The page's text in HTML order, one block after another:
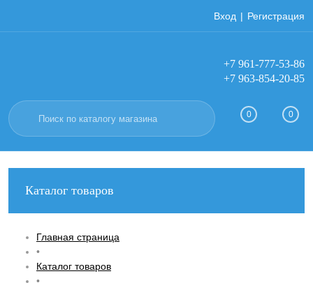
Вход Регистрация
+7 961-777-53-86
+7 963-854-20-85
0 0
Каталог товаров
Главная страница
•
Каталог товаров